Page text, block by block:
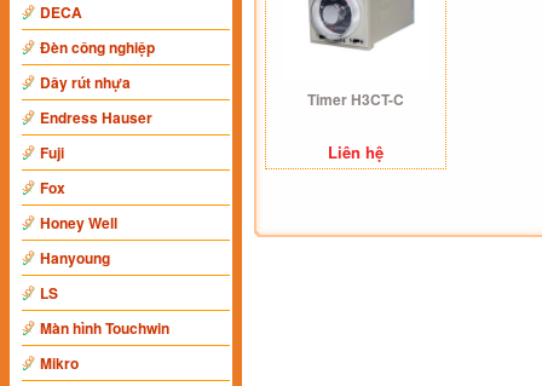
DECA
Đèn công nghiệp
Dây rút nhựa
Endress Hauser
Fuji
Fox
Honey Well
Hanyoung
LS
Màn hình Touchwin
Mikro
Timer H3CT-C
Liên hệ